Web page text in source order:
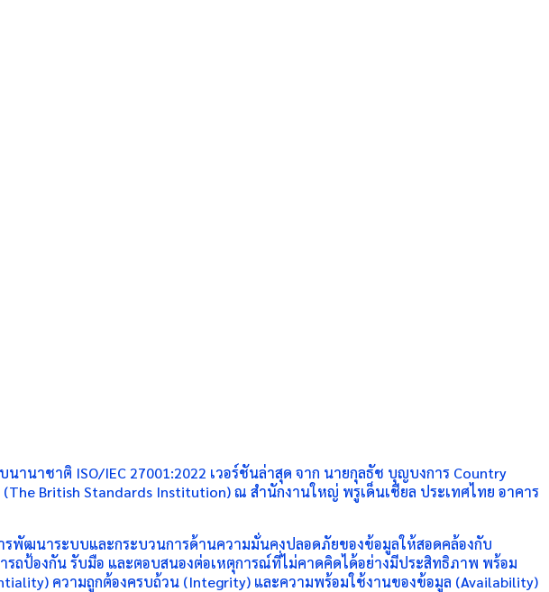
นาชาติ ISO/IEC 27001:2022 เวอร์ชันล่าสุด จาก นายกุลธัช บุญบงการ Country
British Standards Institution) ณ สำนักงานใหญ่ พรูเด็นเชียล ประเทศไทย อาคาร
รพัฒนาระบบและกระบวนการด้านความมั่นคงปลอดภัยของข้อมูลให้สอดคล้องกับ
รถป้องกัน รับมือ และตอบสนองต่อเหตุการณ์ที่ไม่คาดคิดได้อย่างมีประสิทธิภาพ พร้อม
ความถูกต้องครบถ้วน (Integrity) และความพร้อมใช้งานของข้อมูล (Availability)